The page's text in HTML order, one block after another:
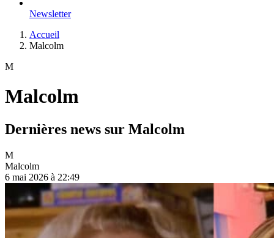
Newsletter
Accueil
Malcolm
M
Malcolm
Dernières news sur Malcolm
M
Malcolm
6 mai 2026 à 22:49